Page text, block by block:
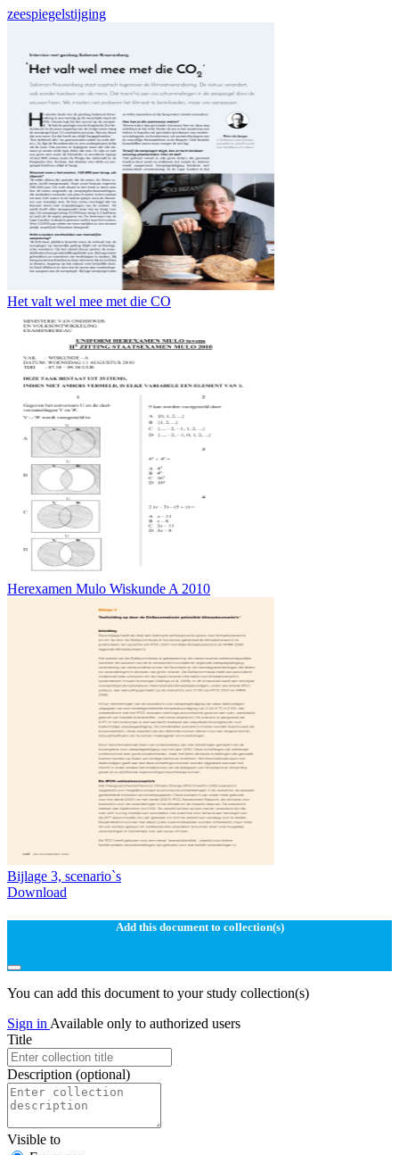
zeespiegelstijging
Het valt wel mee met die CO
Herexamen Mulo Wiskunde A 2010
Bijlage 3, scenario`s
Download
Add this document to collection(s)
You can add this document to your study collection(s)
Sign in Available only to authorized users
Title
Description (optional)
Visible to